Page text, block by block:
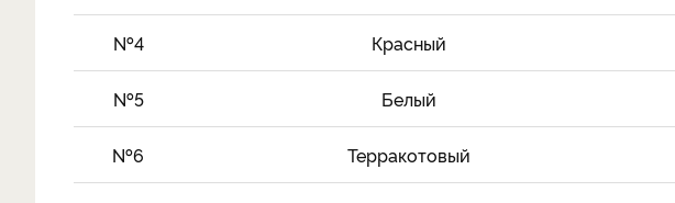
№4 Красный
№5 Белый
№6 Терракотовый